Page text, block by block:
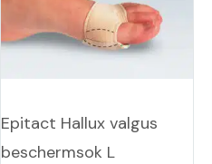
Epitact Hallux valgus
beschermsok L